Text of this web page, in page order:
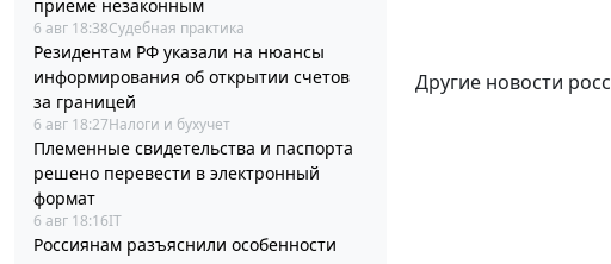
приеме незаконным
6 авг 18:38Судебная практика
Резидентам РФ указали на нюансы
информирования об открытии счетов
за границей
6 авг 18:27Налоги и бухучет
Племенные свидетельства и паспорта
решено перевести в электронный
формат
6 авг 18:16IT
Россиянам разъяснили особенности
Другие новости